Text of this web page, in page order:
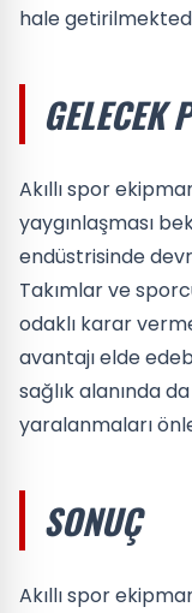
hale
GELECEK
Akıllı spor
yaygınlaşması
endüstrisinde
Takımlar ve
odaklı karar
avantajı elde
sağlık alanında
yaralanmaları
SONUÇ
Akıllı spor